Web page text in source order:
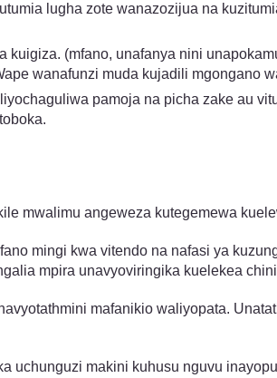
lugha zote wanazozijua na
(mfano, unafanya nini
wanafunzi muda kujadili mgongano
pamoja na picha zake au
mwalimu angeweza kutegemewa
mingi kwa vitendo na nafasi ya
mpira unavyoviringika kuelekea
mafanikio waliyopata.
uchunguzi makini kuhusu nguvu